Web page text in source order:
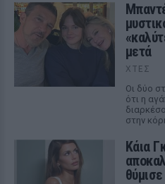
μετά
ΧΤΕΣ
Οι δύο
ότι η
στην
Κάια